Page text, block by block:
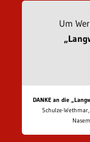
Um
DANKE an die
Schulze-